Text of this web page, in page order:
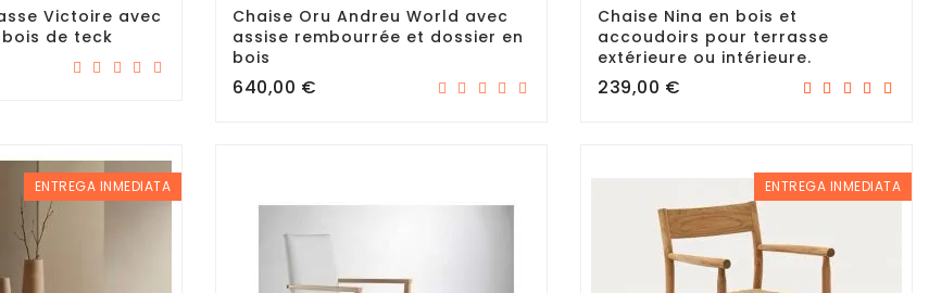
Victoire avec
de teck
Chaise Oru Andreu World avec
assise rembourrée et dossier en
bois
Prix
640,00 €
Chaise Nina en bois et
accoudoirs pour terrasse
extérieure ou intérieure.
Prix
239,00 €
ENTREGA INMEDIATA ENTREGA INMEDIATA